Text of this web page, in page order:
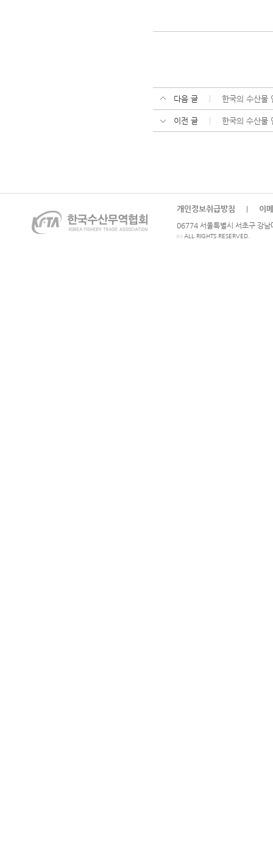
다음 글 한국의 수산물
이전 글 한국의 수산물
개인정보취급방침 이
06774 서울특별시 서초구 강
ⓒ ALL RIGHTS RESERVED.